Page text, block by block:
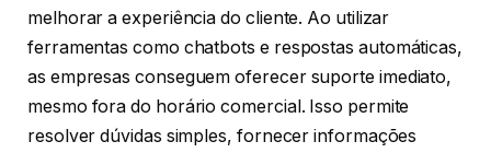
melhorar a experiência do cliente. Ao utilizar
ferramentas como chatbots e respostas automáticas,
as empresas conseguem oferecer suporte imediato,
mesmo fora do horário comercial. Isso permite
resolver dúvidas simples, fornecer informações